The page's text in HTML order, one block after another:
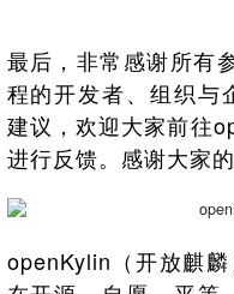
最后，非常感谢所有
程的开发者、组织与
建议，欢迎大家前往
进行反馈。感谢大家的
openKylin（开放麒麟